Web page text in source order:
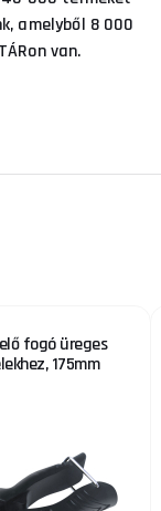
amelyből 8 000
van.
fogó üreges
175mm